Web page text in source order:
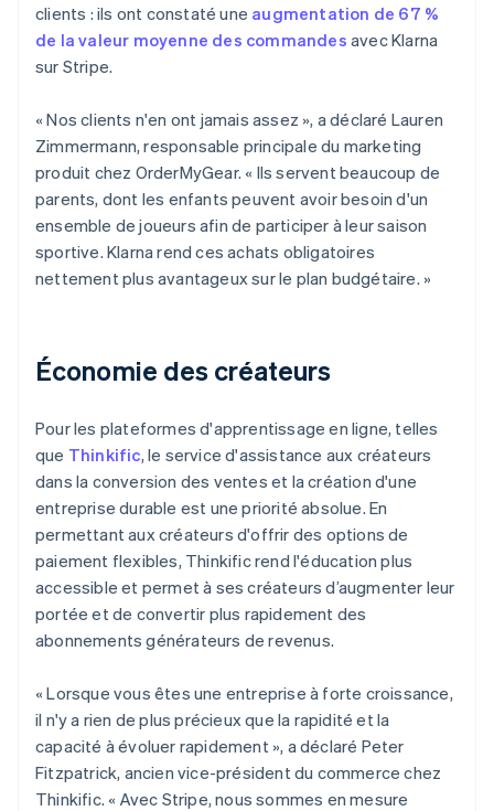
clients : ils ont constaté une augmentation de 67 %
de la valeur moyenne des commandes avec Klarna
sur Stripe.
« Nos clients n'en ont jamais assez », a déclaré Lauren
Zimmermann, responsable principale du marketing
produit chez OrderMyGear. « Ils servent beaucoup de
parents, dont les enfants peuvent avoir besoin d'un
ensemble de joueurs afin de participer à leur saison
sportive. Klarna rend ces achats obligatoires
nettement plus avantageux sur le plan budgétaire. »
Économie des créateurs
Pour les plateformes d'apprentissage en ligne, telles
que Thinkific, le service d'assistance aux créateurs
dans la conversion des ventes et la création d'une
entreprise durable est une priorité absolue. En
permettant aux créateurs d'offrir des options de
paiement flexibles, Thinkific rend l'éducation plus
accessible et permet à ses créateurs d’augmenter leur
portée et de convertir plus rapidement des
abonnements générateurs de revenus.
« Lorsque vous êtes une entreprise à forte croissance,
il n'y a rien de plus précieux que la rapidité et la
capacité à évoluer rapidement », a déclaré Peter
Fitzpatrick, ancien vice-président du commerce chez
Thinkific. « Avec Stripe, nous sommes en mesure